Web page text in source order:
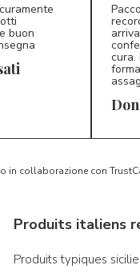
buon
D*
cura.
in collaborazione con
Produits typiques